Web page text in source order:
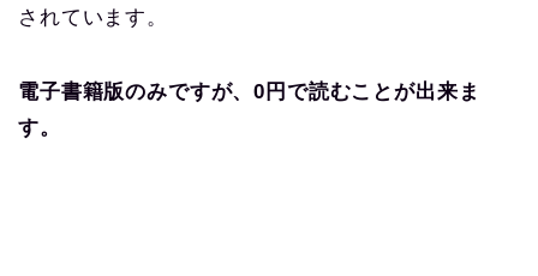
されています。
電子書籍版のみですが、0円で読むことが出来ま
す。